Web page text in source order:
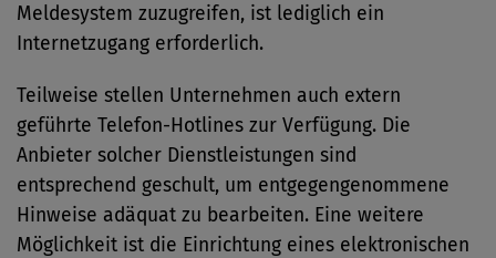
Meldesystem zuzugreifen, ist lediglich ein
Internetzugang erforderlich.
Teilweise stellen Unternehmen auch extern
geführte Telefon-Hotlines zur Verfügung. Die
Anbieter solcher Dienstleistungen sind
entsprechend geschult, um entgegengenommene
Hinweise adäquat zu bearbeiten. Eine weitere
Möglichkeit ist die Einrichtung eines elektronischen